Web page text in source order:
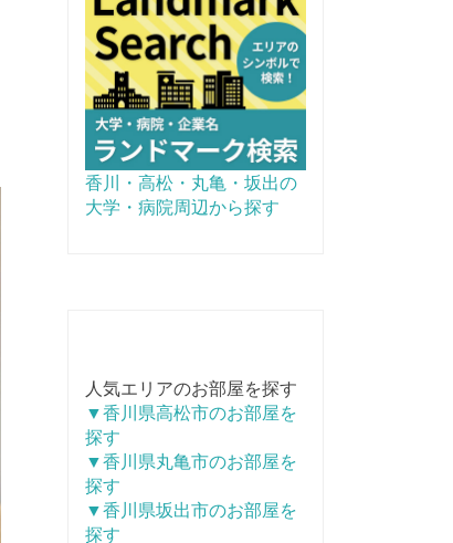
香川・高松・丸亀・坂出の
大学・病院周辺から探す
人気エリアのお部屋を探す
▼香川県高松市のお部屋を
探す
▼香川県丸亀市のお部屋を
探す
▼香川県坂出市のお部屋を
探す